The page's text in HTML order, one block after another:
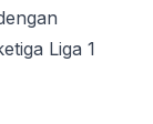
Liga 1